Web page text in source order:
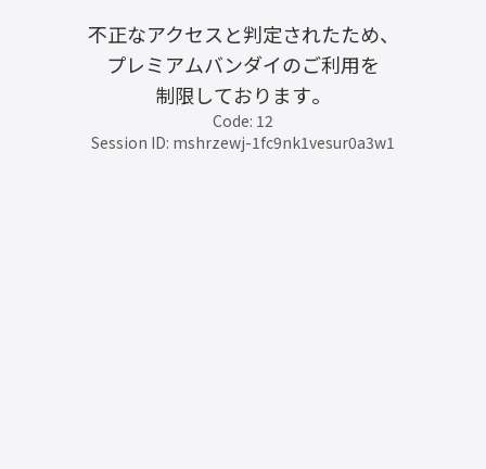
不正なアクセスと判定されたため、
プレミアムバンダイのご利用を
制限しております。
Code: 12
Session ID: mshrzewj-1fc9nk1vesur0a3w1